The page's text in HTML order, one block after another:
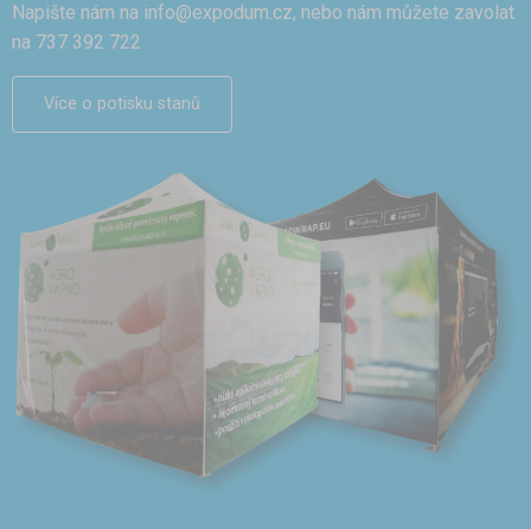
Napište nám na info@expodum.cz, nebo nám můžete zavolat
na 737 392 722
Více o potisku stanů